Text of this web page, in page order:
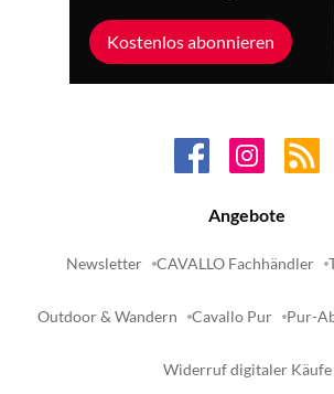
Kostenlos abonnieren
Angebote
Newsletter CAVALLO Fachhändler
Outdoor & Wandern Cavallo Pur Pur-
Widerruf digitaler Käufe